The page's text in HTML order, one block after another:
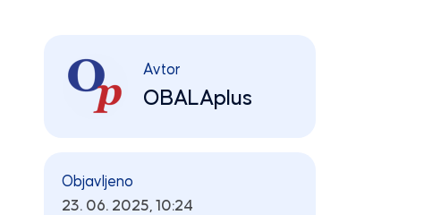
Avtor
OBALAplus
Objavljeno
23. 06. 2025, 10:24